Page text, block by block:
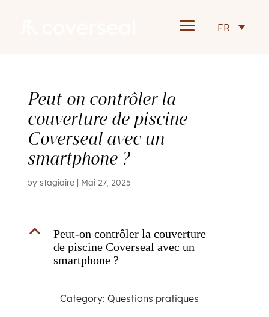
a FR
Peut-on contrôler la
couverture de piscine
Coverseal avec un
smartphone ?
by stagiaire| Mai 27, 2025
B
Peut-on contrôler la couverture
de piscine Coverseal avec un
smartphone ?
Category: Questions pratiques